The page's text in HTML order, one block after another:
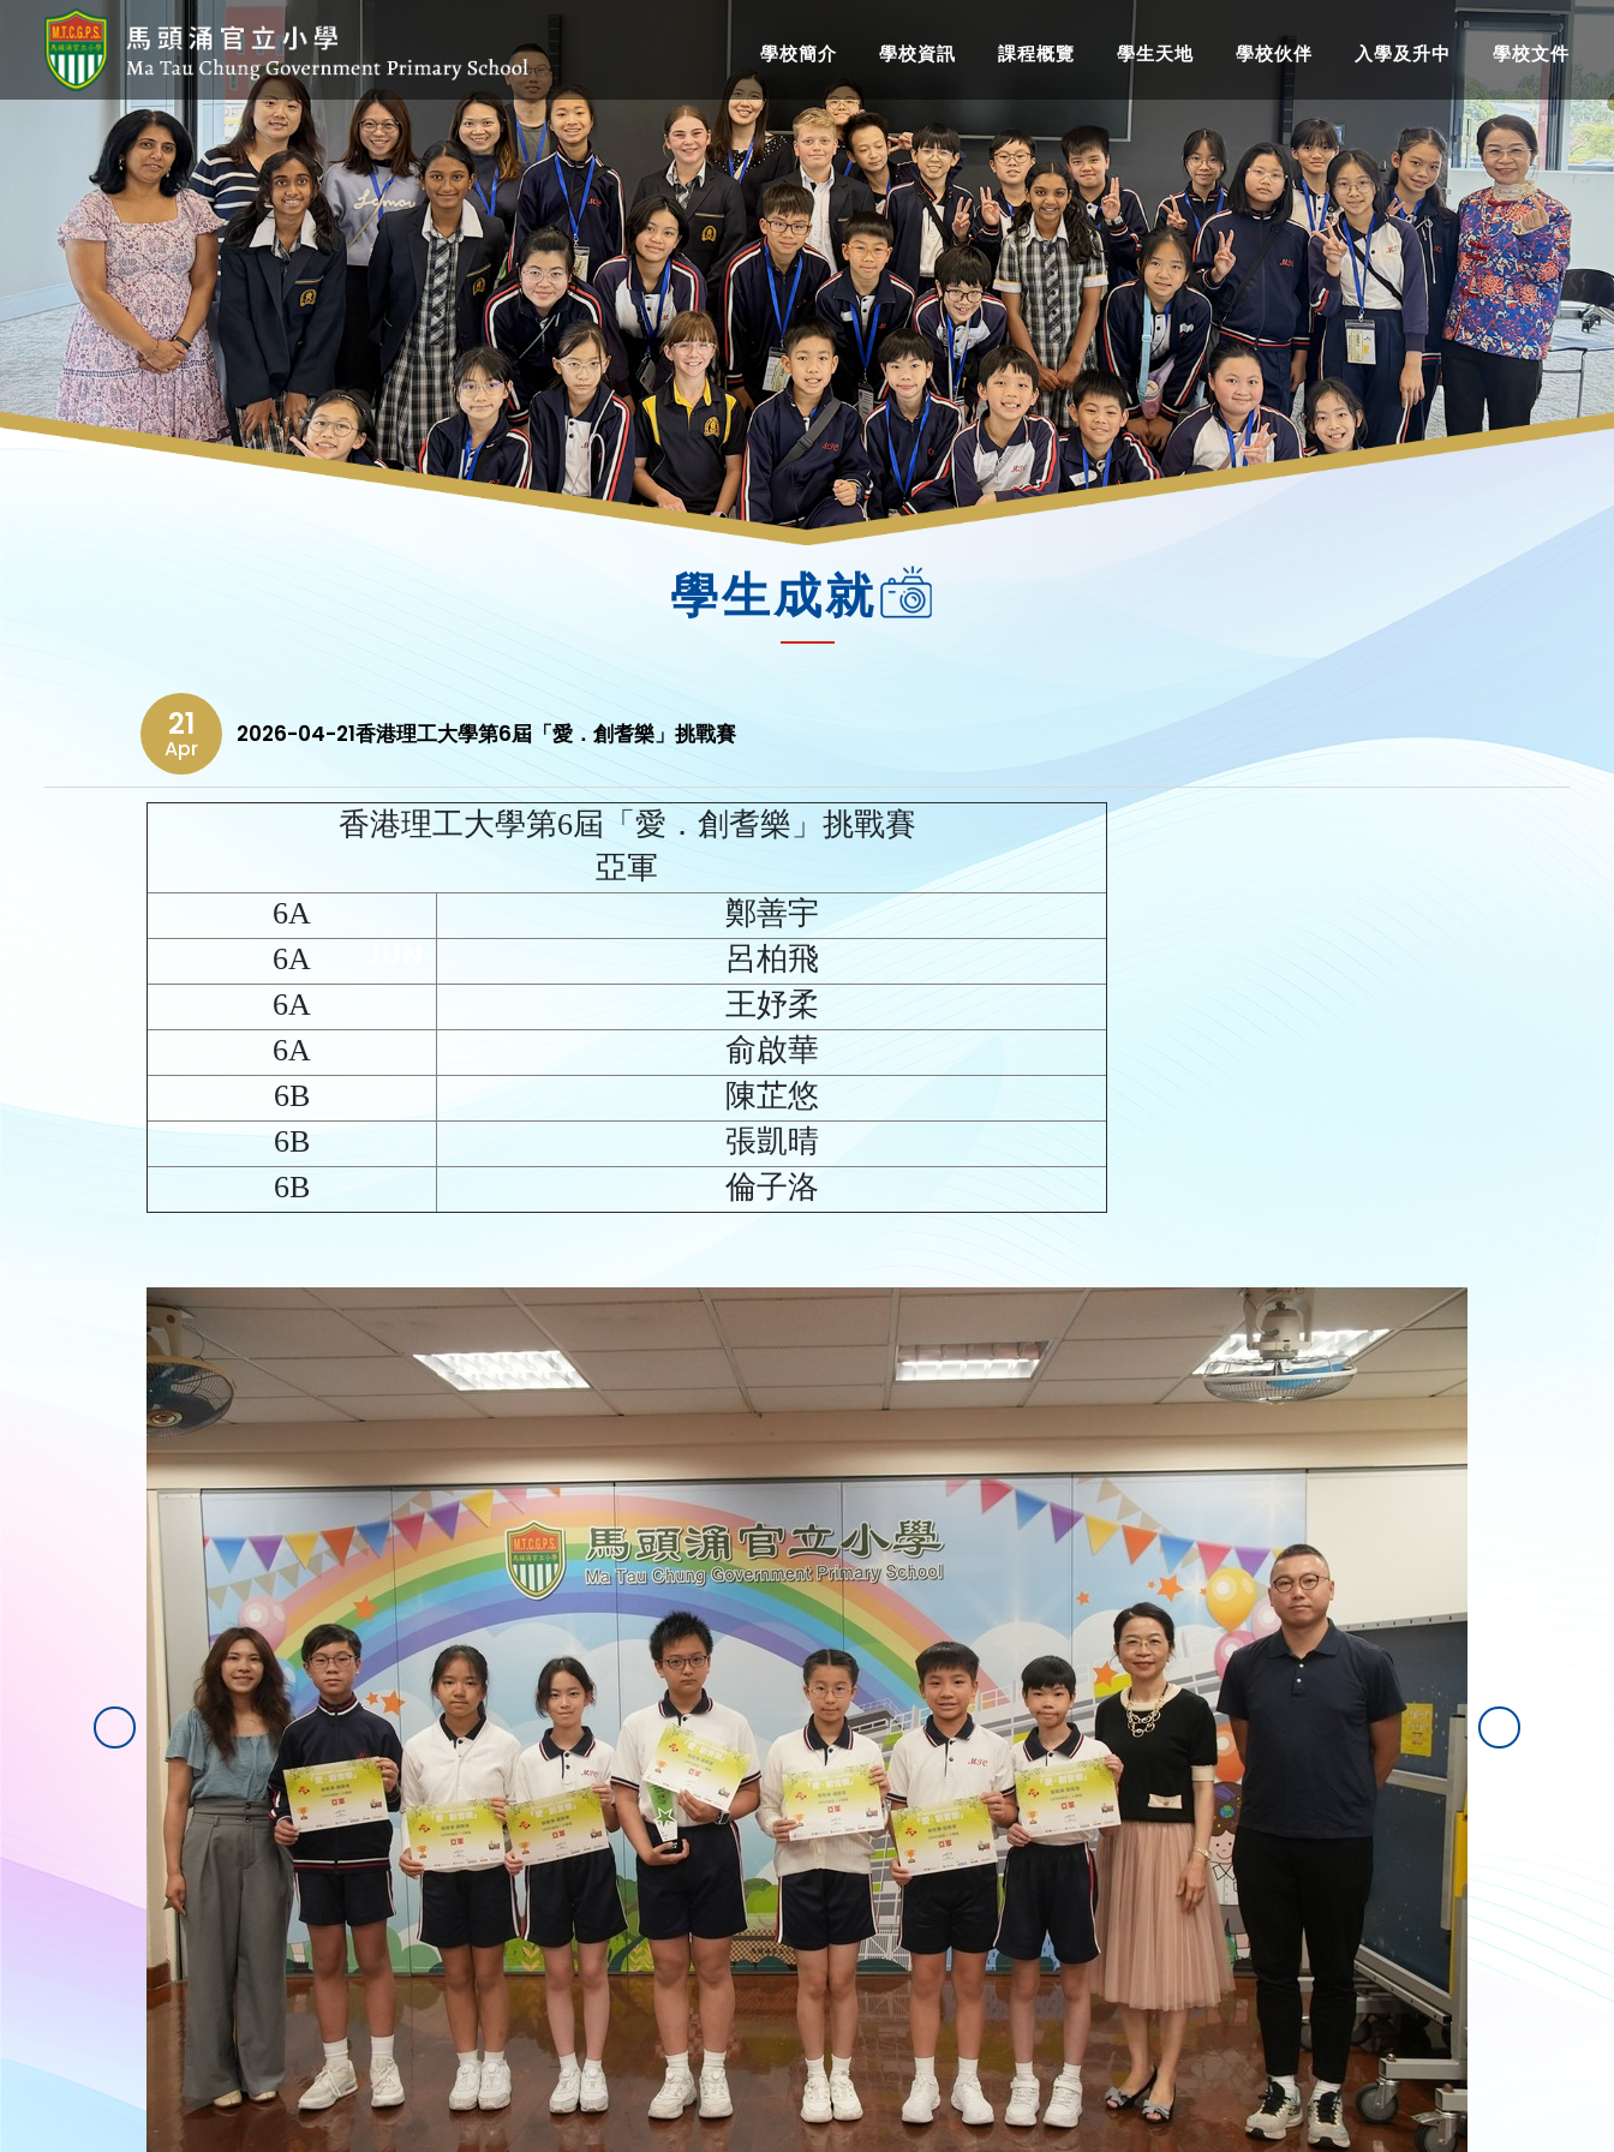
學校簡介 學校資訊 課程概覽 學生天地 學校伙伴 入學及升中 學校文件
學生成就
21
Apr
2026-04-21香港理工大學第6屆「愛．創耆樂」挑戰賽
香港理工大學第6屆「愛．創耆樂」挑戰賽
亞軍
6A
鄭善宇
6A
呂柏飛
6A
王妤柔
6A
俞啟華
6B
陳芷悠
6B
張凱晴
6B
倫子洛